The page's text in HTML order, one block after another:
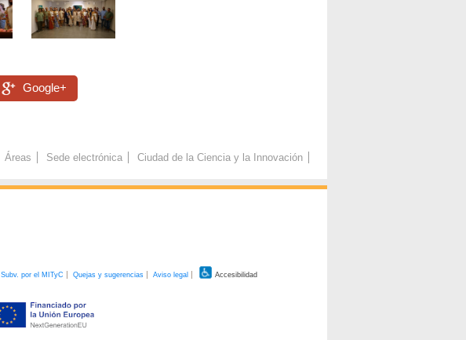
Google+
Áreas Sede electrónica Ciudad de la Ciencia y la Innovación
Subv. por el MITyC Quejas y sugerencias Aviso legal Accesibilidad